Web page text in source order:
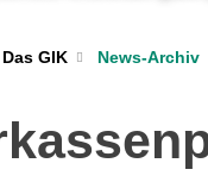
Das GIK News-Archiv